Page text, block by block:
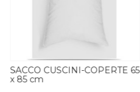
SACCO CUSCINI-COPERTE 65
x 85 cm